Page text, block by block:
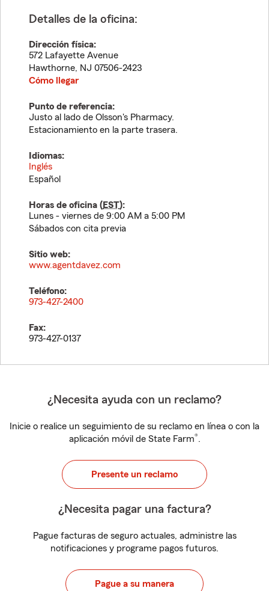
Detalles de la oficina:
Dirección física:
572 Lafayette Avenue
Hawthorne, NJ 07506-2423
Cómo llegar
Punto de referencia:
Justo al lado de Olsson's Pharmacy.
Estacionamiento en la parte trasera.
Idiomas:
Inglés
Español
Horas de oficina (EST):
Lunes - viernes de 9:00 AM a 5:00 PM
Sábados con cita previa
Sitio web:
www.agentdavez.com
Teléfono:
973-427-2400
Fax:
973-427-0137
¿Necesita ayuda con un reclamo?
Inicie o realice un seguimiento de su reclamo en línea o con la
aplicación móvil de State Farm®.
Presente un reclamo
¿Necesita pagar una factura?
Pague facturas de seguro actuales, administre las
notificaciones y programe pagos futuros.
Pague a su manera